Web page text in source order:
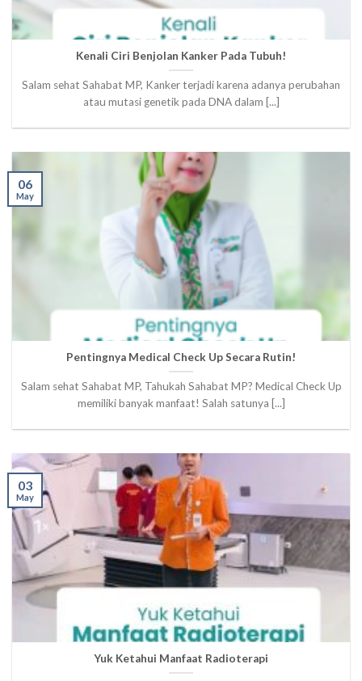
Kenali Ciri Benjolan Kanker Pada Tubuh!
Salam sehat Sahabat MP, Kanker terjadi karena adanya perubahan
atau mutasi genetik pada DNA dalam [...]
Pentingnya Medical Check Up Secara Rutin!
Salam sehat Sahabat MP, Tahukah Sahabat MP? Medical Check Up
memiliki banyak manfaat! Salah satunya [...]
06
May
Yuk Ketahui Manfaat Radioterapi
03
May